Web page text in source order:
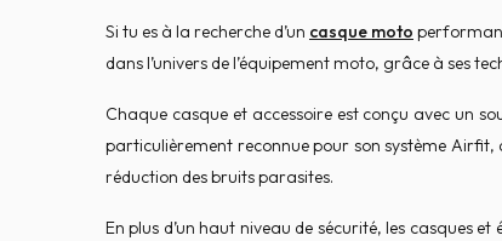
Si tu es à la recherche d’un casque moto
dans l’univers de l’équipement moto, grâce à ses
Chaque casque et accessoire est conçu avec un
particulièrement reconnue pour son système
réduction des bruits parasites.
En plus d’un haut niveau de sécurité, les casques